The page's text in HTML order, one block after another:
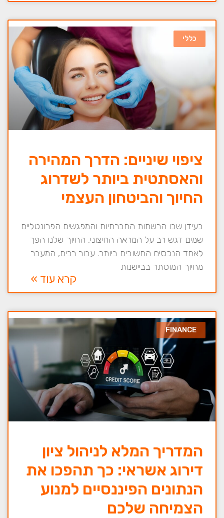
כללי
ציפוי שיניים: הדרך המהירה
והאסתטית ביותר לשדרוג
החיוך והביטחון העצמי
בעידן שבו הרשתות החברתיות והמפגשים הפרונטליים
שמים דגש רב על המראה החיצוני, החיוך שלנו הפך
לאחד הנכסים החשובים ביותר. עבור רבים, המעבר
מחיוך המוסתר בביישנות
קרא עוד »
FINANCE
המדריך המלא לניהול ציון
דירוג אשראי: כך תהפכו את
הנתונים הפיננסיים למנוע
הצמיחה שלכם